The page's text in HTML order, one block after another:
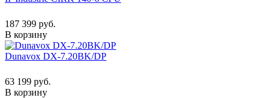
187 399 руб.
В корзину
Dunavox DX-7.20BK/DP
63 199 руб.
В корзину